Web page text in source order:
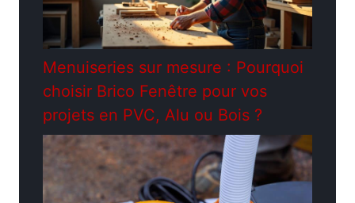
Menuiseries sur mesure : Pourquoi
choisir Brico Fenêtre pour vos
projets en PVC, Alu ou Bois ?